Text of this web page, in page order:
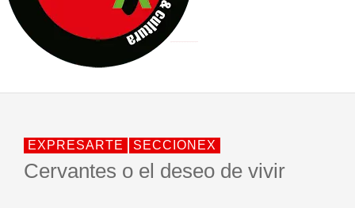
MARSHALL FLASH PRESENTA EN EXVITA [RELATIVA
JOFRE BARDAGÍ EN EXVITA INTERPRETANDO A SERRAT
EXPRESARTE SECCIONEX
Cervantes o el deseo de vivir